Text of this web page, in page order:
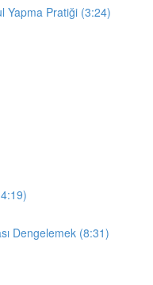
Yapma Pratiği (3:24)
Dengelemek (8:31)